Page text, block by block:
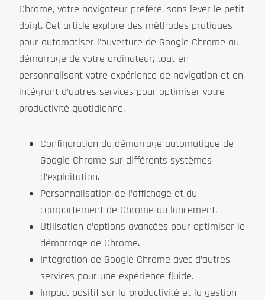
Chrome, votre navigateur préféré, sans lever le petit
doigt. Cet article explore des méthodes pratiques
pour automatiser l’ouverture de Google Chrome au
démarrage de votre ordinateur, tout en
personnalisant votre expérience de navigation et en
intégrant d’autres services pour optimiser votre
productivité quotidienne.
Configuration du démarrage automatique de
Google Chrome sur différents systèmes
d’exploitation.
Personnalisation de l’affichage et du
comportement de Chrome au lancement.
Utilisation d’options avancées pour optimiser le
démarrage de Chrome.
Intégration de Google Chrome avec d’autres
services pour une expérience fluide.
Impact positif sur la productivité et la gestion